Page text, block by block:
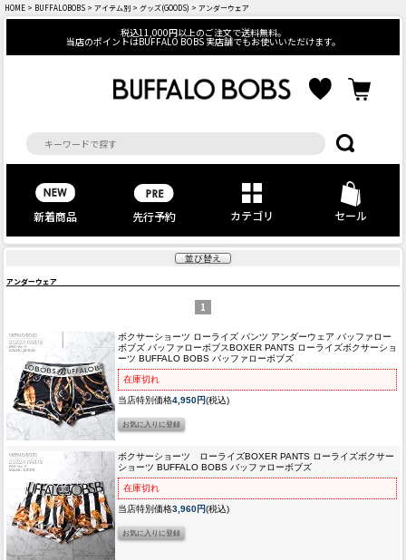
HOME > BUFFALOBOBS > アイテム別 > グッズ(GOODS) > アンダーウェア
税込11,000円以上のご注文で送料無料。
当店のポイントはBUFFALO BOBS 実店舗でもお使いいただけます。
新着商品 先行予約 カテゴリ セール
並び替え
アンダーウェア
1
ボクサーショーツ ローライズ パンツ アンダーウェア バッファロー
ボブズ バッファローボブスBOXER PANTS ローライズボクサーショ
ーツ BUFFALO BOBS バッファローボブズ
在庫切れ
当店特別価格4,950円(税込)
ボクサーショーツ ローライズBOXER PANTS ローライズボクサー
ショーツ BUFFALO BOBS バッファローボブズ
在庫切れ
当店特別価格3,960円(税込)